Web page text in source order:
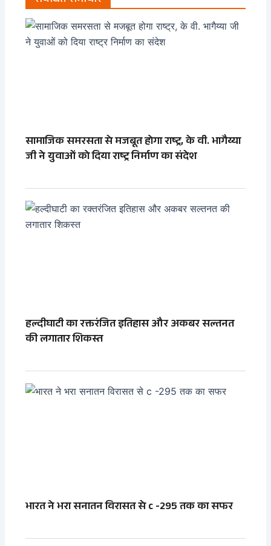
सामाजिक समरसता से मजबूत होगा राष्ट्र, के वी. भागैय्या
जी ने युवाओं को दिया राष्ट्र निर्माण का संदेश
हल्दीघाटी का रक्तरंजित इतिहास और अकबर सल्तनत
की लगातार शिकस्त
भारत ने भरा सनातन विरासत से c -295 तक का सफर